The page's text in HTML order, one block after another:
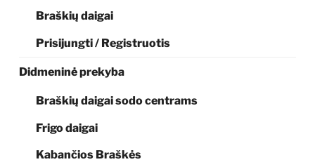
Braškių daigai
Prisijungti / Registruotis
Didmeninė prekyba
Braškių daigai sodo centrams
Frigo daigai
Kabančios Braškės